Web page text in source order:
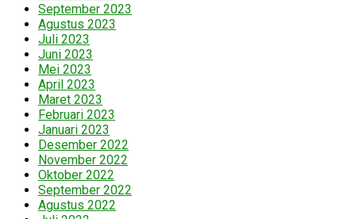
September 2023
Agustus 2023
Juli 2023
Juni 2023
Mei 2023
April 2023
Maret 2023
Februari 2023
Januari 2023
Desember 2022
November 2022
Oktober 2022
September 2022
Agustus 2022